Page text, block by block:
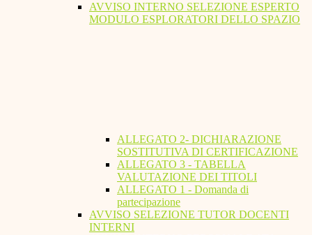
AVVISO INTERNO SELEZIONE ESPERTO
MODULO ESPLORATORI DELLO SPAZIO
ALLEGATO 2- DICHIARAZIONE
SOSTITUTIVA DI CERTIFICAZIONE
ALLEGATO 3 - TABELLA
VALUTAZIONE DEI TITOLI
ALLEGATO 1 - Domanda di
partecipazione
AVVISO SELEZIONE TUTOR DOCENTI
INTERNI